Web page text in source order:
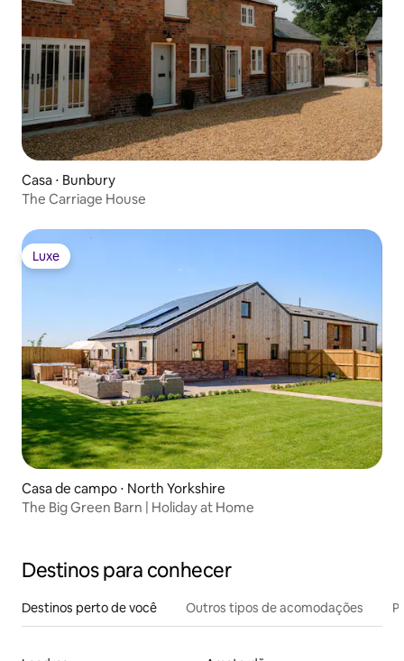
Casa ⋅ Bunbury
The Carriage House
Luxe
Luxe
Casa de campo ⋅ North Yorkshire
The Big Green Barn | Holiday at Home
Destinos para conhecer
Destinos perto de você Outros tipos de acomodações